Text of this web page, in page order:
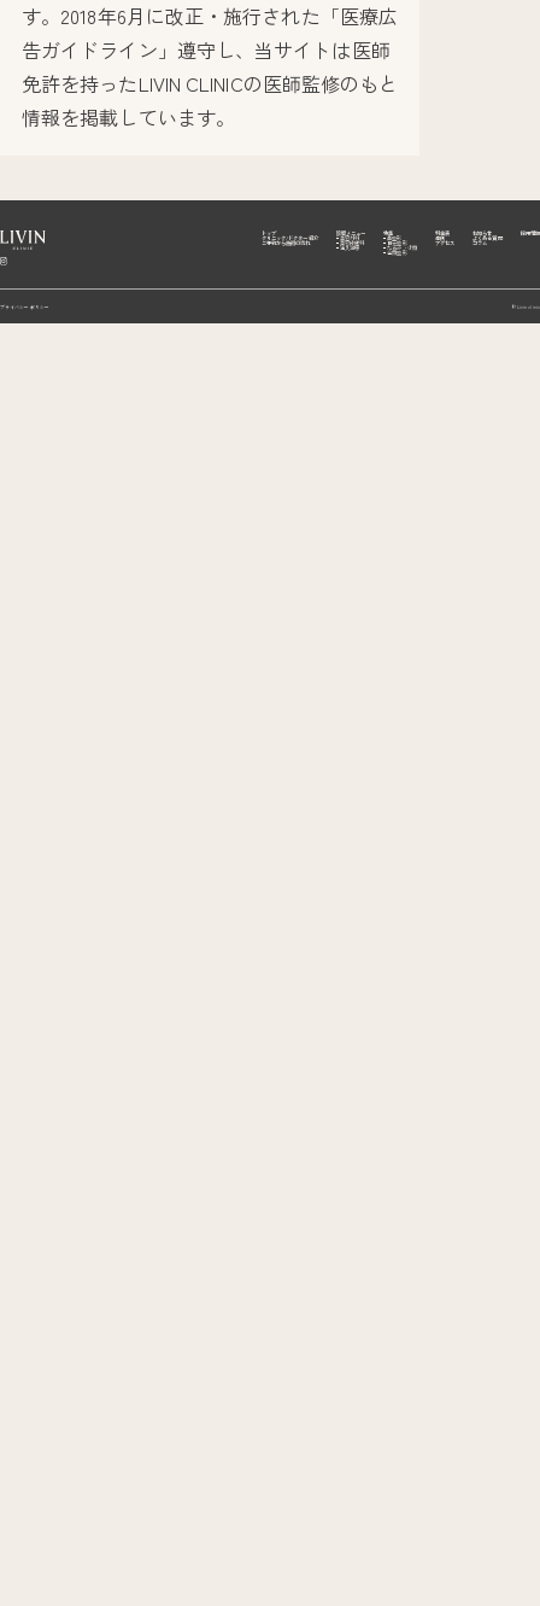
す。2018年6月に改正・施行された「医療広
告ガイドライン」遵守し、当サイトは医師
免許を持ったLIVIN CLINICの医師監修のもと
情報を掲載しています。
トップ
クリニック/ドクター紹介
ご予約から施術の流れ
診察メニュー
美容外科
美容皮膚科
注入治療
特集
鼻整形
目元整形
たるみ・小顔
全顔整形
料金表
症例
アクセス
お知らせ
よくある質問
コラム
採用情報
プライバシーポリシー © Livin clinic